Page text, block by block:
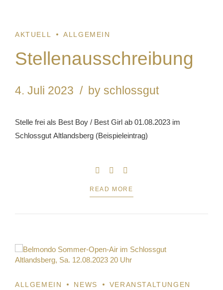
AKTUELL ALLGEMEIN
Stellenausschreibung
4. Juli 2023 by schlossgut
Stelle frei als Best Boy / Best Girl ab 01.08.2023 im
Schlossgut Altlandsberg (Beispieleintrag)
READ MORE
1
ALLGEMEIN NEWS VERANSTALTUNGEN